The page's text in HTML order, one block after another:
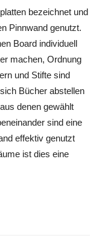
bezeichnet und
Pinnwand genutzt.
Board individuell
machen, Ordnung
und Stifte sind
Bücher abstellen
denen gewählt
sind eine
effektiv genutzt
ist dies eine